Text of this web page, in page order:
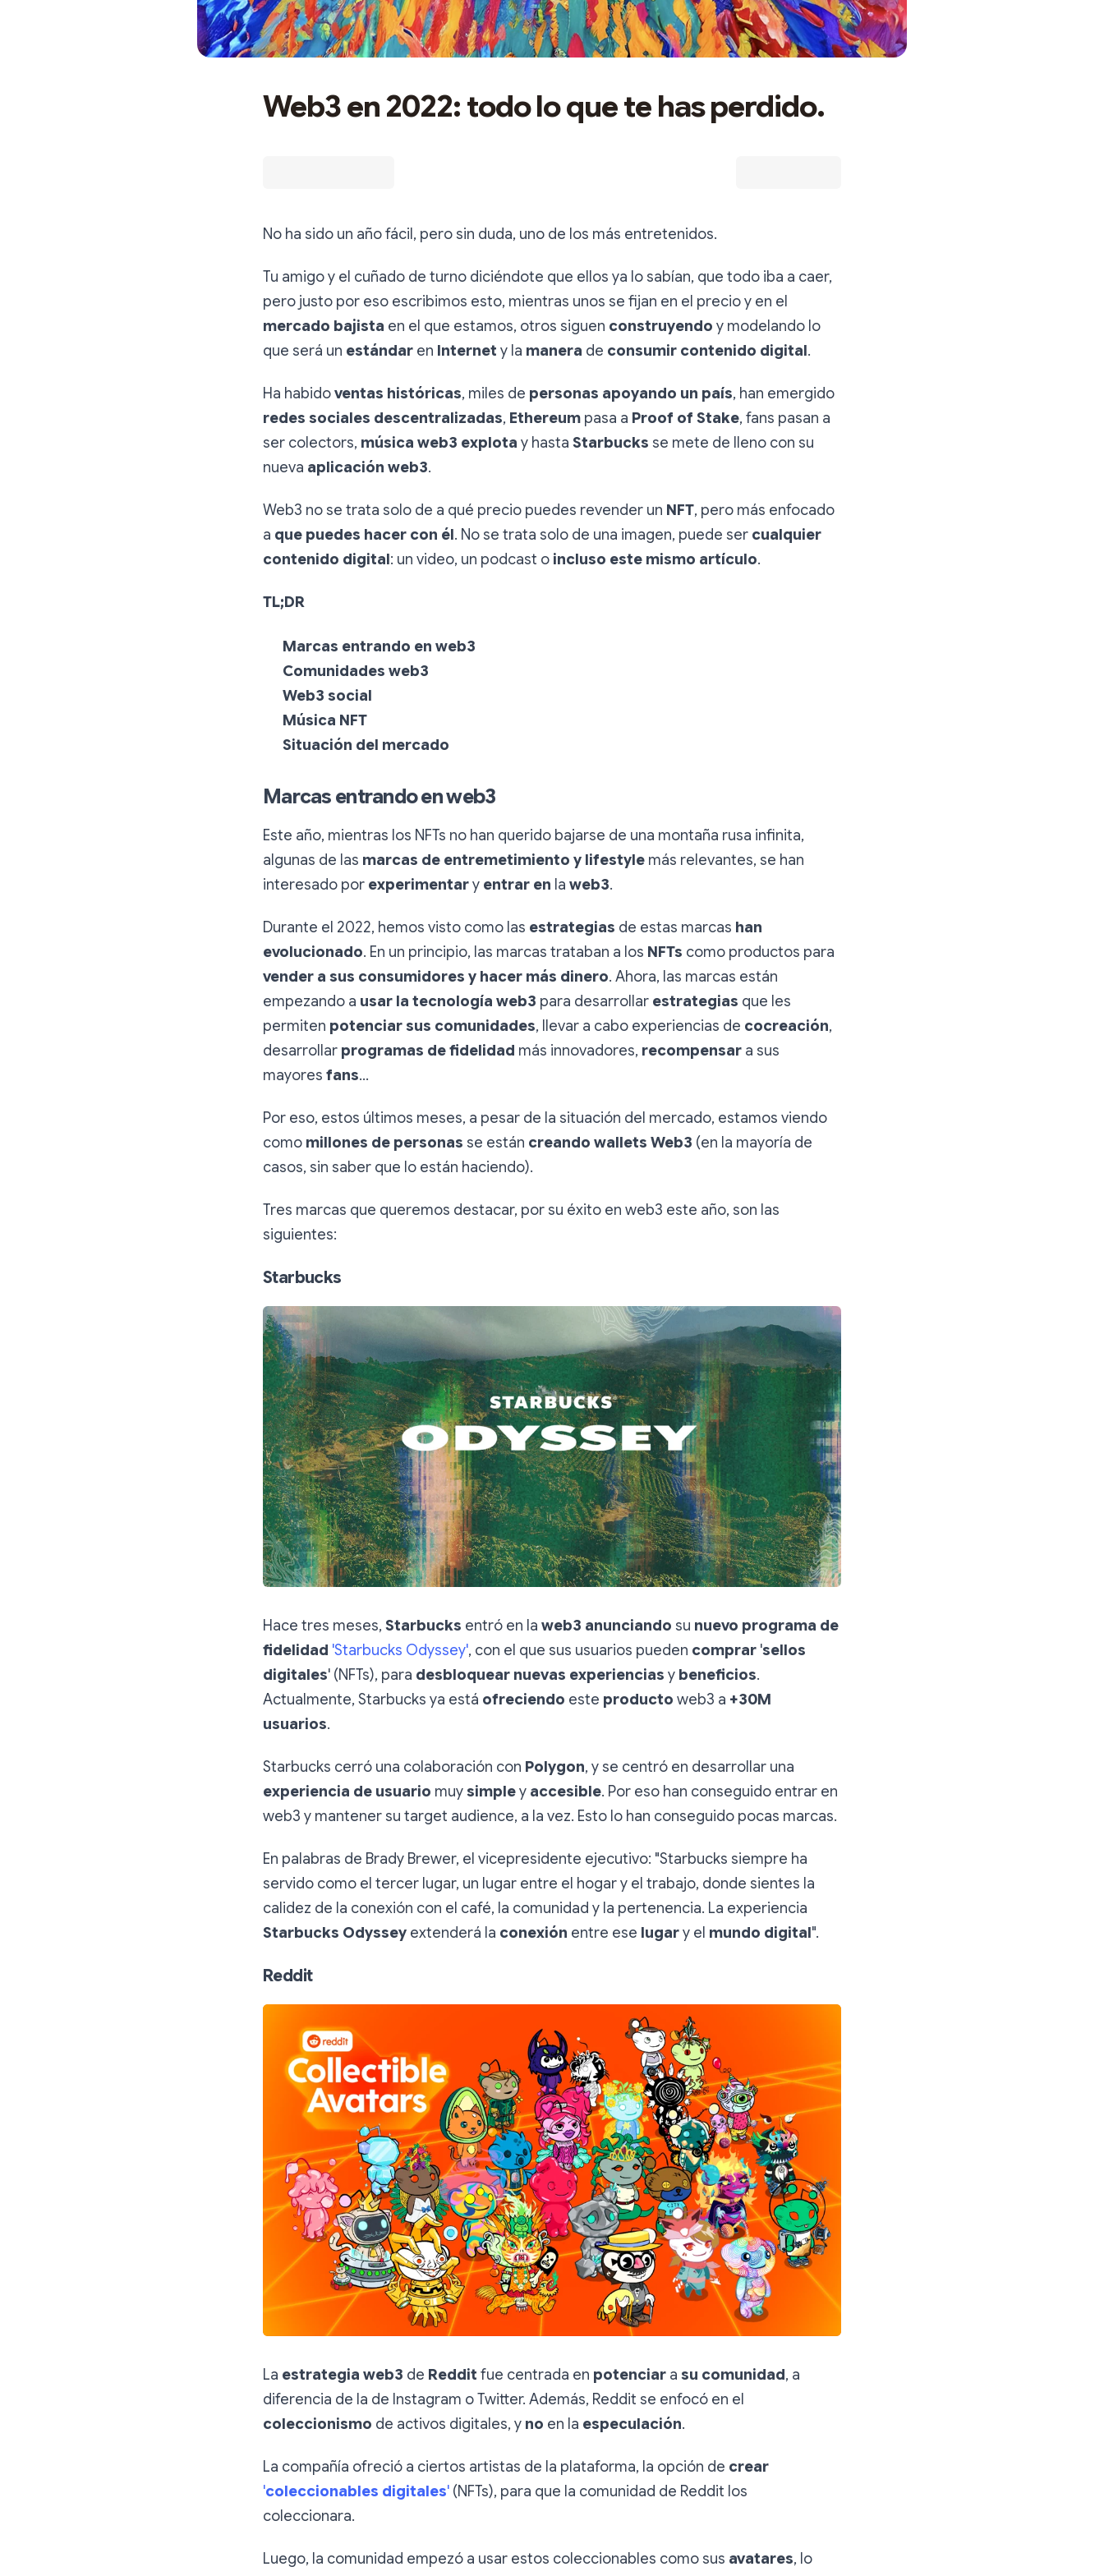
Web3 en 2022: todo lo que te has perdido.
No ha sido un año fácil, pero sin duda, uno de los más entretenidos.
Tu amigo y el cuñado de turno diciéndote que ellos ya lo sabían, que todo iba a caer,
pero justo por eso escribimos esto, mientras unos se fijan en el precio y en el
mercado bajista en el que estamos, otros siguen construyendo y modelando lo
que será un estándar en Internet y la manera de consumir contenido digital.
Ha habidoventas históricas, miles de personas apoyando un país, han emergido
redes sociales descentralizadas, Ethereum pasa a Proof of Stake, fans pasan a
ser colectors, música web3 explota y hasta Starbucks se mete de lleno con su
nueva aplicación web3.
Web3 no se trata solo de a qué precio puedes revender un NFT, pero más enfocado
a que puedes hacer con él. No se trata solo de una imagen, puede ser cualquier
contenido digital: un video, un podcast o incluso este mismo artículo.
TL;DR
Marcas entrando en web3
Comunidades web3
Web3 social
Música NFT
Situación del mercado
Marcas entrando en web3
Este año, mientras los NFTs no han querido bajarse de una montaña rusa infinita,
algunas de las marcas de entremetimiento y lifestyle más relevantes, se han
interesado por experimentary entrar en la web3.
Durante el 2022, hemos visto como las estrategias de estas marcas han
evolucionado. En un principio, las marcas trataban a los NFTs como productos para
vender a sus consumidores y hacer más dinero. Ahora, las marcas están
empezando a usar la tecnología web3 para desarrollar estrategias que les
permiten potenciar sus comunidades, llevar a cabo experiencias de cocreación,
desarrollar programas de fidelidad más innovadores, recompensar a sus
mayores fans…
Por eso, estos últimos meses, a pesar de la situación del mercado, estamos viendo
como millones de personas se están creando wallets Web3 (en la mayoría de
casos, sin saber que lo están haciendo).
Tres marcas que queremos destacar, por su éxito en web3 este año, son las
siguientes:
Starbucks
Hace tres meses, Starbucks entró en la web3 anunciando su nuevo programa de
fidelidad 'Starbucks Odyssey', con el que sus usuarios pueden comprar 'sellos
digitales' (NFTs), para desbloquear nuevas experiencias y beneficios.
Actualmente, Starbucks ya está ofreciendo este producto web3 a +30M
usuarios.
Starbucks cerró una colaboración con Polygon, y se centró en desarrollar una
experiencia de usuario muysimpley accesible. Por eso han conseguido entrar en
web3 y mantener su target audience, a la vez. Esto lo han conseguido pocas marcas.
En palabras de Brady Brewer, el vicepresidente ejecutivo: "Starbucks siempre ha
servido como el tercer lugar, un lugar entre el hogar y el trabajo, donde sientes la
calidez de la conexión con el café, la comunidad y la pertenencia. La experiencia
Starbucks Odyssey extenderá la conexión entre ese lugary el mundo digital".
Reddit
La estrategia web3 de Reddit fue centrada en potenciar a su comunidad, a
diferencia de la de Instagram o Twitter. Además, Reddit se enfocó en el
coleccionismo de activos digitales, y no en la especulación.
La compañía ofreció a ciertos artistas de la plataforma, la opción de crear
'coleccionables digitales' (NFTs), para que la comunidad de Reddit los
coleccionara.
Luego, la comunidad empezó a usar estos coleccionables como sus avatares, lo